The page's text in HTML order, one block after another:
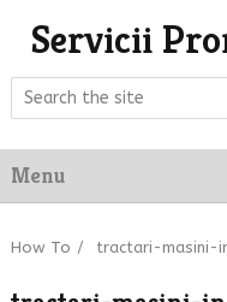
Servicii
Menu
How To / tractari-masini-